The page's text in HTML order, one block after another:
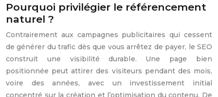
Pourquoi privilégier le référencement
naturel ?
Contrairement aux campagnes publicitaires qui cessent
de générer du trafic dès que vous arrêtez de payer, le SEO
construit une visibilité durable. Une page bien
positionnée peut attirer des visiteurs pendant des mois,
voire des années, avec un investissement initial
concentré sur la création et l’optimisation du contenu. De